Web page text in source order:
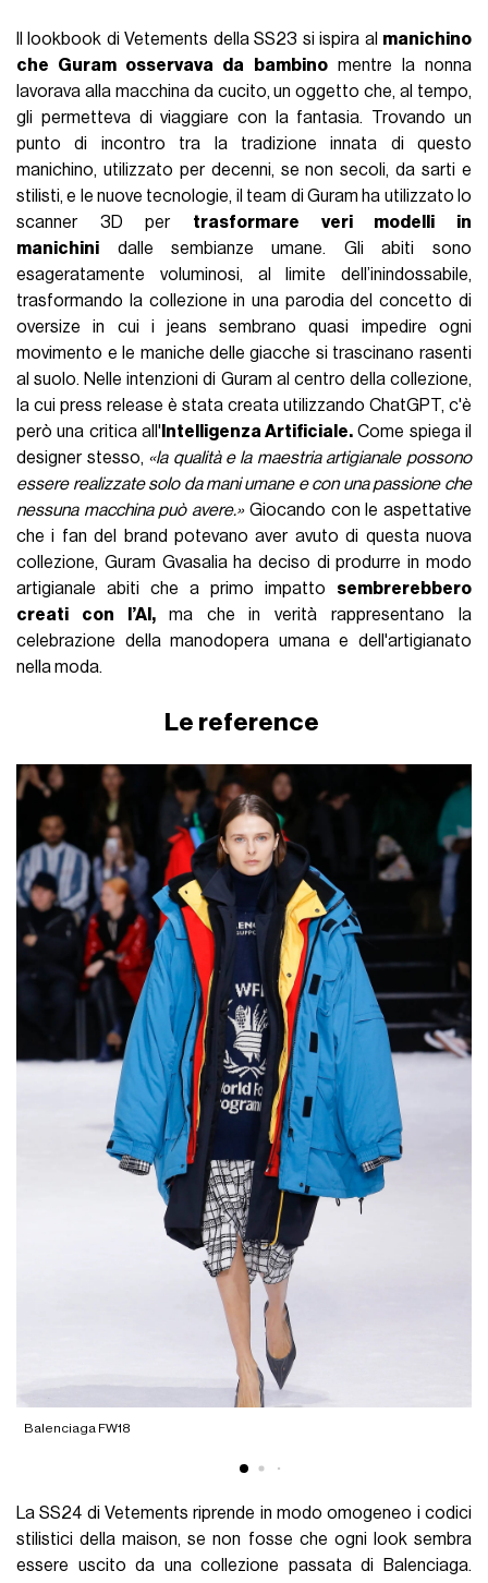
Il lookbook di Vetements della SS23 si ispira al manichino
che Guram osservava da bambinomentre la nonna
lavorava alla macchina da cucito, un oggetto che, al tempo,
gli permetteva di viaggiare con la fantasia. Trovando un
punto di incontro tra la tradizione innata di questo
manichino, utilizzato per decenni, se non secoli, da sarti e
stilisti, e le nuove tecnologie, il team di Guram ha utilizzato lo
scanner 3D per trasformare veri modelli in
manichini dalle sembianze umane. Gli abiti sono
esageratamente voluminosi, al limite dell’inindossabile,
trasformando la collezione in una parodia del concetto di
oversize in cui i jeans sembrano quasi impedire ogni
movimento e le maniche delle giacche si trascinano rasenti
al suolo. Nelle intenzioni di Guram al centro della collezione,
la cui press release è stata creata utilizzando ChatGPT, c'è
però una critica all' Intelligenza Artificiale. Come spiega il
designer stesso, «la qualità e la maestria artigianale possono
essere realizzate solo da mani umane e con una passione che
nessuna macchina può avere.»Giocando con le aspettative
che i fan del brand potevano aver avuto di questa nuova
collezione, Guram Gvasalia ha deciso di produrre in modo
artigianale abiti che a primo impatto sembrerebbero
creati con l’AI, ma che in verità rappresentano la
celebrazione della manodopera umana e dell'artigianato
nella moda.
Le reference
Balenciaga FW18
La SS24 di Vetements riprende in modo omogeneo i codici
stilistici della maison, se non fosse che ogni look sembra
essere uscito da una collezione passata di Balenciaga.